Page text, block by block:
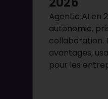
Agentic AI en
autonomie,
collaboration.
avantages,
pour les